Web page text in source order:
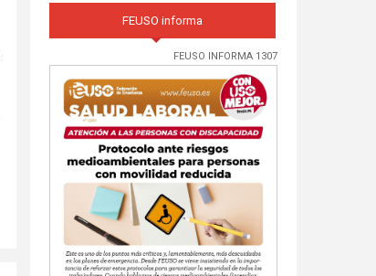
FEUSO informa
FEUSO INFORMA 1307